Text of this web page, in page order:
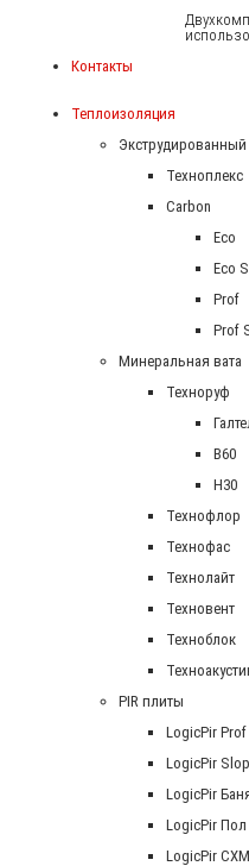
Контакты
Теплоизоляция
Техноплекс
Carbon
Eco
Eco
Prof
Prof
Минеральная вата
Техноруф
В60
Н30
Технофлор
Технофас
Технолайт
Техновент
Техноблок
PIR плиты
LogicPir Prof
LogicPir
LogicPir
LogicPir Пол
LogicPir СХМ